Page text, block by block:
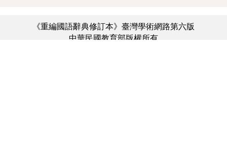
《重編國語辭典修訂本》臺灣學術網路第六版
中華民國教育部版權所有